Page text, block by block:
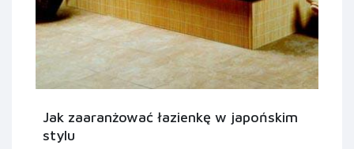
Jak zaaranżować łazienkę w japońskim
stylu